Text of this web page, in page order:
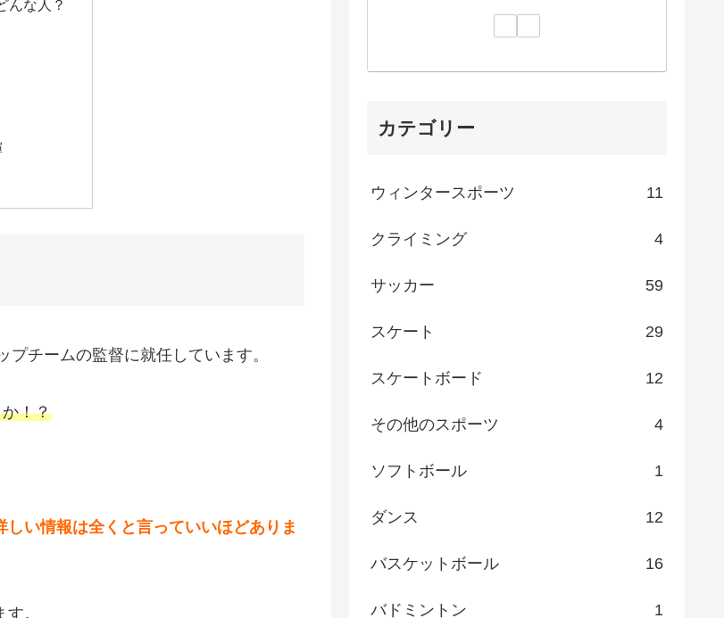
んな人？
チームの監督に就任しています。
！？
しい情報は全くと言っていいほどありま
。
カテゴリー
ウィンタースポーツ 11
クライミング 4
サッカー 59
スケート 29
スケートボード 12
その他のスポーツ 4
ソフトボール 1
ダンス 12
バスケットボール 16
バドミントン 1